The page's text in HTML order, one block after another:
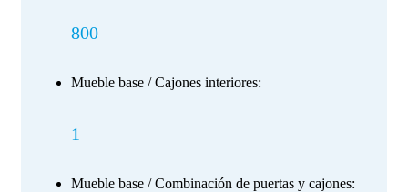
800
Mueble base / Cajones interiores:
1
Mueble base / Combinación de puertas y cajones: